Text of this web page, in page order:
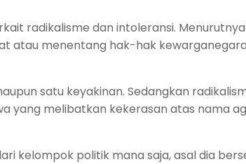
radikalisme dan intoleransi. Menurutnya
atau menentang hak-hak
satu keyakinan. Sedangkan
yang melibatkan kekerasan atas nama
kelompok politik mana saja, asal dia